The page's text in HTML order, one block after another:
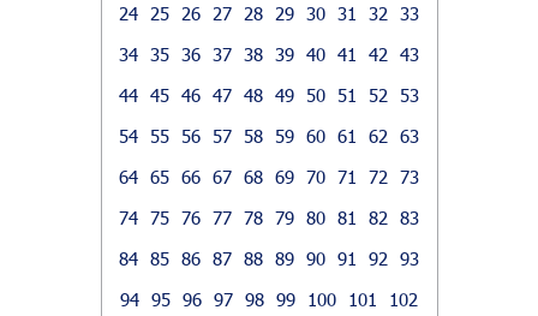
24
25 26 27 28 29 30 31 32
33
34 35 36 37 38 39 40 41 42
43
44 45 46 47 48 49 50 51 52
53
54 55 56 57 58 59 60 61 62
63
64 65 66 67 68 69 70 71 72
73
74 75 76 77 78 79 80 81 82
83
84 85 86 87 88 89 90 91 92
93
94 95 96 97 98 99 100 101
102